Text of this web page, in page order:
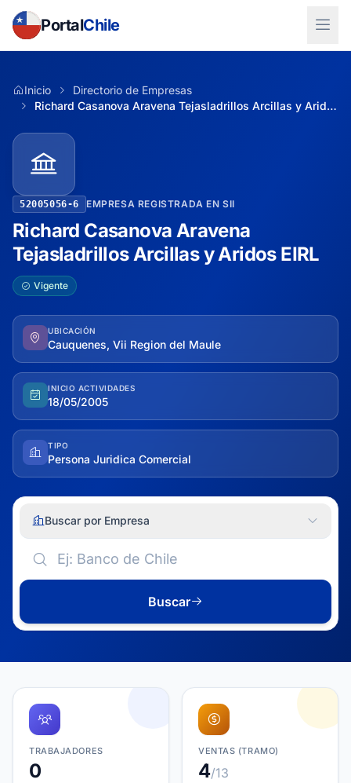
PortalChile
Inicio
Directorio de Empresas
Richard Casanova Aravena Tejasladrillos Arcillas y Aridos EIRL
52005056-6 EMPRESA REGISTRADA EN SII
Richard Casanova Aravena
Tejasladrillos Arcillas y Aridos EIRL
Vigente
UBICACIÓN
Cauquenes, Vii Region del Maule
INICIO ACTIVIDADES
18/05/2005
TIPO
Persona Juridica Comercial
Buscar por Empresa
Buscar
TRABAJADORES
0
VENTAS (TRAMO)
4/13